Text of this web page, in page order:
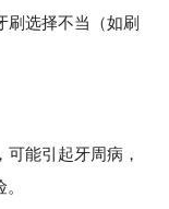
选择不当（如刷
能引起牙周病，